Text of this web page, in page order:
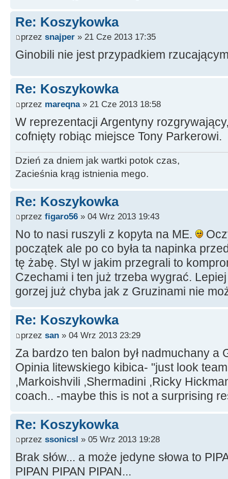
Re: Koszykowka
przez snajper » 21 Cze 2013 17:35
Ginobili nie jest przypadkiem
Re: Koszykowka
przez mareqna» 21 Cze 2013 18:58
W reprezentacji Argentyny
cofnięty robiąc miejsce Tony Parkerowi.
Dzień za dniem jak wartki potok czas,
Zacieśnia krąg istnienia mego.
Re: Koszykowka
przez figaro56 » 04 Wrz 2013 19:43
No to nasi ruszyli z kopyta na ME.
początek ale po co była ta napinka
tę żabę. Styl w jakim przegrali to
Czechami i ten już trzeba wygrać.
gorzej już chyba jak z Gruzinami nie
Re: Koszykowka
przez san » 04 Wrz 2013 23:29
Za bardzo ten balon był nadmuchany a
Opinia litewskiego kibica- "just look
,Markoishvili ,Shermadini ,Ricky
coach.. -maybe this is not a surprising
Re: Koszykowka
przez ssonicsl » 05 Wrz 2013 19:28
Brak słów... a może jedyne słowa to
PIPAN PIPAN PIPAN...